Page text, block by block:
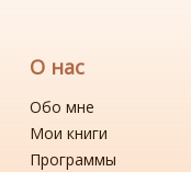
О нас
Обо мне
Мои книги
Программы